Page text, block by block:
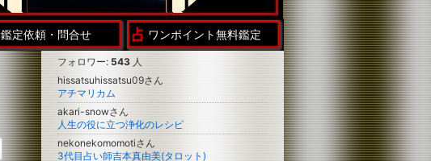
このブログのフォロワー
フォロワー: 543 人
hissatsuhissatsu09さん
アチマリカム
akari-snowさん
人生の役に立つ浄化のレシピ
nekonekomomotiさん
3代目占い師吉本真由美(タロット)
鑑定依頼・問合せ ワンポイント無料鑑定